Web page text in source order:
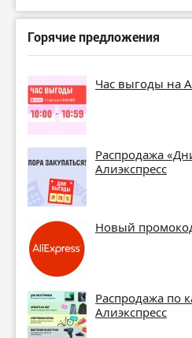
Горячие предложения
Час выгоды на
Распродажа
Алиэкспресс
Новый
Распродажа по
Алиэкспресс